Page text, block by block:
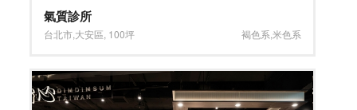
氣質診所
台北市 大安區 100坪 褐色系 米色系